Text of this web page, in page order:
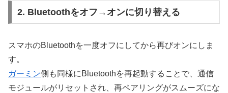
2. Bluetoothをオフ→オンに切り替える
スマホのBluetoothを一度オフにしてから再びオンにしま
す。
ガーミン側も同様にBluetoothを再起動することで、通信
モジュールがリセットされ、再ペアリングがスムーズにな